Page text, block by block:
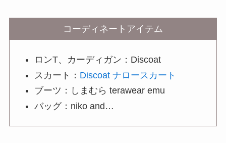
コーディネートアイテム
ロンT、カーディガン：Discoat
スカート： Discoat ナロースカート
ブーツ：しまむら terawear emu
バッグ：niko and…